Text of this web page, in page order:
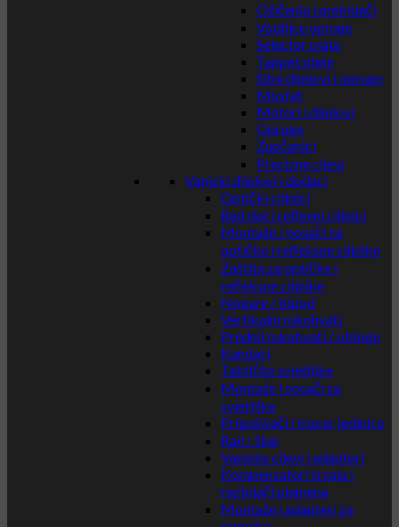
Ožičenja i prekidači
Vodilice opruge
Selector plate
Tappet plate
Sitni dijelovi i opruge
Mosfet
Motori i dijelovi
Opruge
Zupčanici
Precizne cijevi
Vanjski dijelovi i dodaci
Optički ciljnici
Red dot i reflexni ciljnici
Montaže / nosači za
optičke i refleksne ciljnike
Zaštita za optičke i
refleksne ciljnike
Nogare / bipod
Vertikalni rukohvati
Prednji rukohvati / obloge
Kundaci
Taktičke svjetiljke
Montaže i nosači za
svjetiljke
Prigušivači i tracer jedinice
Rail / šine
Vanjske cijevi i adapteri
Kompenzatori trzaja i
razbijači plamena
Montaže i adapteri za